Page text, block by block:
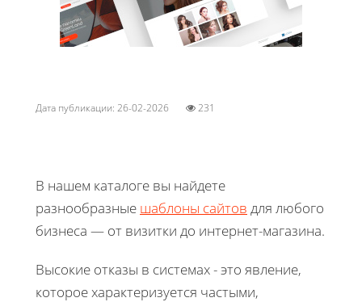
Дата публикации: 26-02-2026 231
В нашем каталоге вы найдете
разнообразные шаблоны сайтов для любого
бизнеса — от визитки до интернет-магазина.
Высокие отказы в системах - это явление,
которое характеризуется частыми,